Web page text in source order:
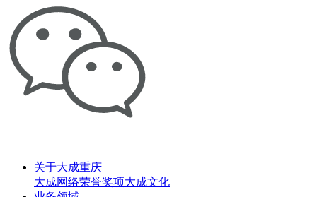
关于大成重庆
大成网络荣誉奖项大成文化